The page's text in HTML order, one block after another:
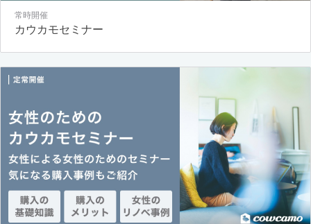
常時開催
カウカモセミナー